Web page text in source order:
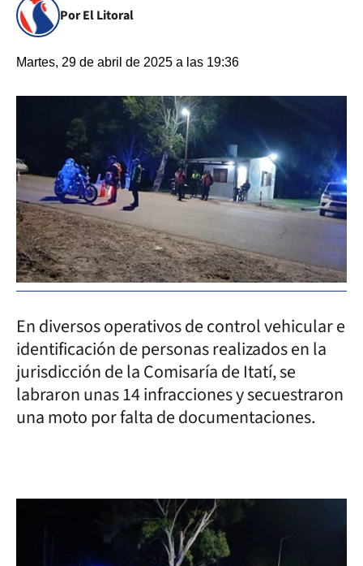
Por El Litoral
Martes, 29 de abril de 2025 a las 19:36
En diversos operativos de control vehicular e
identificación de personas realizados en la
jurisdicción de la Comisaría de Itatí, se
labraron unas 14 infracciones y secuestraron
una moto por falta de documentaciones.